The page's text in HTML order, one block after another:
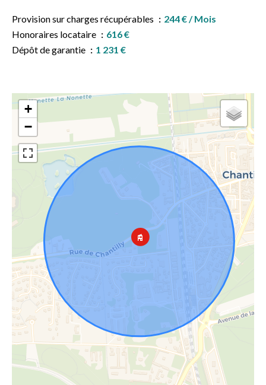
Provision sur charges récupérables
244 € / Mois
Honoraires locataire
616 €
Dépôt de garantie
1 231 €
+
−